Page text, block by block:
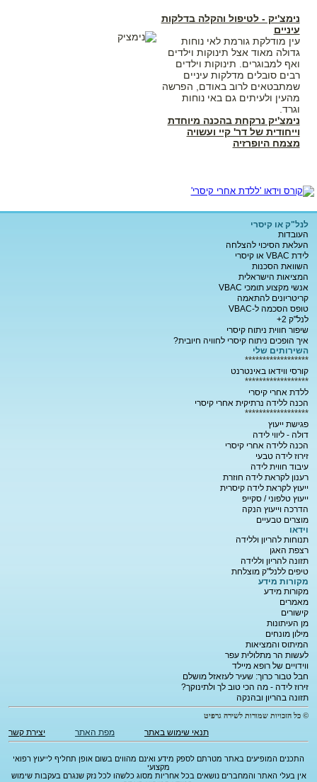
נימצ'יק - לטיפול והקלה בדלקות
עיניים
עין מודלקת גורמת לאי נוחות
גדולה מאוד אצל תינוקות וילדים
ואף למבוגרים. תינוקות וילדים
רבים סובלים מדלקות עיניים
שמתבטאים לרוב באודם, הפרשה
מהעין ולעיתים גם באי נוחות
וגרד.
נימצ'יק נרקחת בהכנה מיוחדת
וייחודית של דר' קיי ועשויה
מצמח היופרזיה
לנל"ק או קיסרי
העובדות
העלאת הסיכוי להצלחה
לידת VBAC או קיסרי
השוואת הסכנות
המציאות הישראלית
אנשי מקצוע תומכי VBAC
קריטריונים להתאמה
טופס הסכמה ל-VBAC
לנל"ק 2+
שיפור חווית ניתוח קיסרי
איך הופכים ניתוח קיסרי לחוויה חיובית?
השירותים שלי
******************
קורסי ווידאו באינטרנט
******************
ללדת אחרי קיסרי
הכנה ללידה נרתיקית אחרי קיסרי
******************
פגישת ייעוץ
דולה - ליווי לידה
הכנה ללידה אחרי קיסרי
זירוז לידה טבעי
עיבוד חווית לידה
רענון לקראת לידה חוזרת
ייעוץ לקראת לידה קיסרית
ייעוץ טלפוני / סקייפ
הדרכה וייעוץ הנקה
מוצרים טבעיים
וידאו
תנוחות להריון וללידה
רצפת האגן
תזונה להריון וללידה
טיפים ללנל"ק מוצלחת
מקורות מידע
מקורות מידע
מאמרים
קישורים
מן העיתונות
מילון מונחים
המיתוס והמציאות
לעשות הר מתלולית עפר
ווידויים של רופא מיילד
חבל טבור כרוך: שעיר לעזאזל מושלם
זירוז לידה - מה הכי טוב לך ולתינוקך?
תזונה בהריון ובהנקה
© כל הזכויות שמורות לשירה גרפיט
תנאי שימוש באתר מפת האתר יצירת קשר
התכנים המופיעים באתר מטרתם לספק מידע ואינם מהווים בשום אופן תחליף לייעוץ רפואי
מקצועי
אין בעלי האתר והמחברים נושאים בכל אחריות מסוג כלשהו לכל נזק שנגרם בעקבות שימוש